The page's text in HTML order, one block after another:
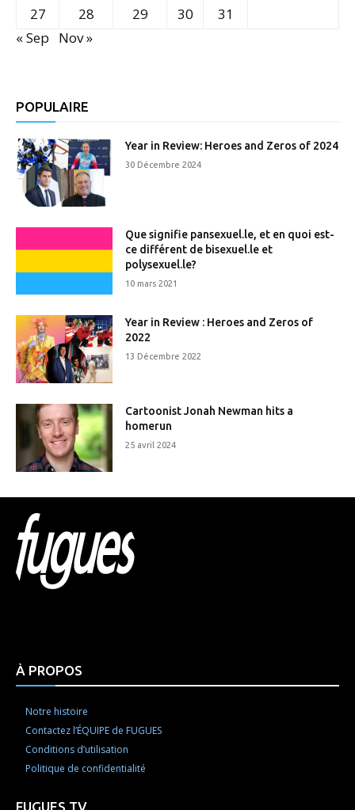
27
28 29 30
31
« Sep
Nov »
POPULAIRE
Year in Review: Heroes and Zeros of 2024
30 Décembre 2024
Que signifie pansexuel.le, et en quoi est-
ce différent de bisexuel.le et
polysexuel.le?
10 mars 2021
Year in Review : Heroes and Zeros of
2022
13 Décembre 2022
Cartoonist Jonah Newman hits a
homerun
25 avril 2024
À PROPOS
Notre histoire
Contactez l’ÉQUIPE de FUGUES
Conditions d’utilisation
Politique de confidentialité
FUGUES TV